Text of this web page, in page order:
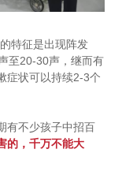
特征是出现阵发
至20-30声，继而有
症状可以持续2-3个
有不少孩子中招百
的，千万不能大